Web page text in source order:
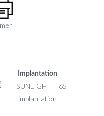
Implantation